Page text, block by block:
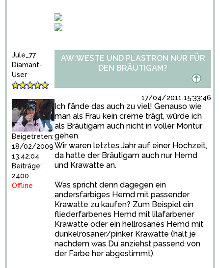
Jule_77
Diamant-
User
Beigetreten:
18/02/2009
13:42:04
Beiträge:
2400
Offline
AW:WESTE UND PLASTRON NUR FÜR
DEN BRÄUTIGAM?
17/04/2011 15:33:46
Ich fände das auch zu viel! Genauso wie
man als Frau kein creme trägt, würde ich
als Bräutigam auch nicht in voller Montur
gehen.
Wir waren letztes Jahr auf einer Hochzeit,
da hatte der Bräutigam auch nur Hemd
und Krawatte an.
Was spricht denn dagegen ein
andersfarbiges Hemd mit passender
Krawatte zu kaufen? Zum Beispiel ein
fliederfarbenes Hemd mit lilafarbener
Krawatte oder ein hellrosanes Hemd mit
dunkelrosaner/pinker Krawatte (halt je
nachdem was Du anziehst passend von
der Farbe her abgestimmt).